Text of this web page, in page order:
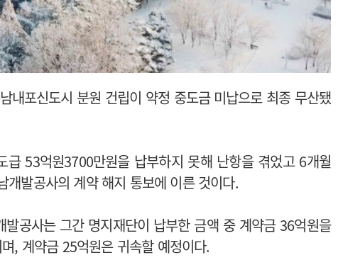
내포신도시 분원 건립이 약정 중도금 미납으로 최종 무산됐
53억원3700만원을 납부하지 못해 난항을 겪었고 6개월
개발공사의 계약 해지 통보에 이른 것이다.
공사는 그간 명지재단이 납부한 금액 중 계약금 36억원을
, 계약금 25억원은 귀속할 예정이다.